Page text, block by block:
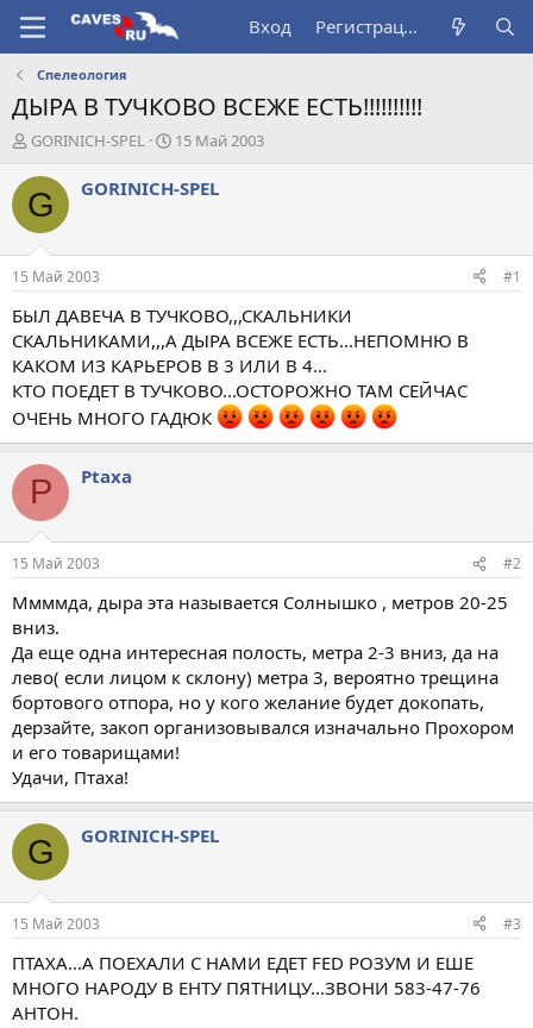
Вход Регистрация
Спелеология
ДЫРА В ТУЧКОВО ВСЕЖЕ ЕСТЬ!!!!!!!!!!
А
т
о
т
е
м
ы
GORINICH-SPEL
Д
а
л
15 Май 2003
G GORINICH-SPEL
15 Май 2003 #1
БЫЛ ДАВЕЧА В ТУЧКОВО,,,СКАЛЬНИКИ
СКАЛЬНИКАМИ,,,А ДЫРА ВСЕЖЕ ЕСТЬ...НЕПОМНЮ В
КАКОМ ИЗ КАРЬЕРОВ В 3 ИЛИ В 4...
КТО ПОЕДЕТ В ТУЧКОВО...ОСТОРОЖНО ТАМ СЕЙЧАС
ОЧЕНЬ МНОГО ГАДЮК
P Ptaxa
15 Май 2003 #2
Ммммда, дыра эта называется Солнышко , метров 20-25
вниз.
Да еще одна интересная полость, метра 2-3 вниз, да на
лево( если лицом к склону) метра 3, вероятно трещина
бортового отпора, но у кого желание будет докопать,
дерзайте, закоп организовывался изначально Прохором
и его товарищами!
Удачи, Птаха!
G GORINICH-SPEL
15 Май 2003 #3
ПТАХА...А ПОЕХАЛИ С НАМИ ЕДЕТ FED РОЗУМ И ЕШЕ
МНОГО НАРОДУ В ЕНТУ ПЯТНИЦУ...ЗВОНИ 583-47-76
АНТОН.